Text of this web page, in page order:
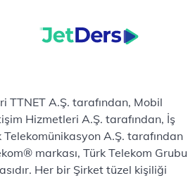
TTNET A.Ş. tarafından, Mobil
Hizmetleri A.Ş. tarafından, İş
A.Ş. tarafından
markası, Türk Telekom Grubu
Her bir Şirket tüzel kişiliği